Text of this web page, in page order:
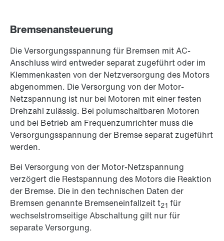
Bremsenansteuerung
Die Versorgungsspannung für Bremsen mit AC-
Anschluss wird entweder separat zugeführt oder im
Klemmenkasten von der Netzversorgung des Motors
abgenommen. Die Versorgung von der Motor-
Netzspannung ist nur bei Motoren mit einer festen
Drehzahl zulässig. Bei polumschaltbaren Motoren
und bei Betrieb am Frequenzumrichter muss die
Versorgungsspannung der Bremse separat zugeführt
werden.
Bei Versorgung von der Motor-Netzspannung
verzögert die Restspannung des Motors die Reaktion
der Bremse. Die in den technischen Daten der
Bremsen genannte Bremseneinfallzeit t21 für
wechselstromseitige Abschaltung gilt nur für
separate Versorgung.